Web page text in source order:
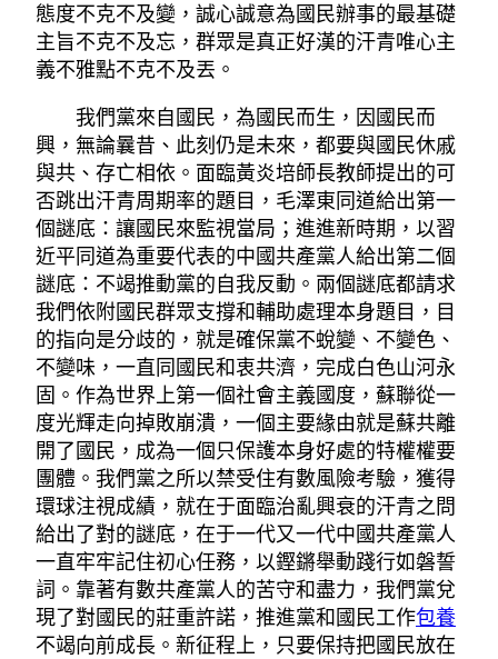
態度不克不及變，誠心誠意為國民辦事的最基礎
主旨不克不及忘，群眾是真正好漢的汗青唯心主
義不雅點不克不及丟。
我們黨來自國民，為國民而生，因國民而
興，無論曩昔、此刻仍是未來，都要與國民休戚
與共、存亡相依。面臨黃炎培師長教師提出的可
否跳出汗青周期率的題目，毛澤東同道給出第一
個謎底：讓國民來監視當局；進進新時期，以習
近平同道為重要代表的中國共產黨人給出第二個
謎底：不竭推動黨的自我反動。兩個謎底都請求
我們依附國民群眾支撐和輔助處理本身題目，目
的指向是分歧的，就是確保黨不蛻變、不變色、
不變味，一直同國民和衷共濟，完成白色山河永
固。作為世界上第一個社會主義國度，蘇聯從一
度光輝走向掉敗崩潰，一個主要緣由就是蘇共離
開了國民，成為一個只保護本身好處的特權權要
團體。我們黨之所以禁受住有數風險考驗，獲得
環球注視成績，就在于面臨治亂興衰的汗青之問
給出了對的謎底，在于一代又一代中國共產黨人
一直牢牢記住初心任務，以鏗鏘舉動踐行如磐誓
詞。靠著有數共產黨人的苦守和盡力，我們黨兌
現了對國民的莊重許諾，推進黨和國民工作包養
不竭向前成長。新征程上，只要保持把國民放在